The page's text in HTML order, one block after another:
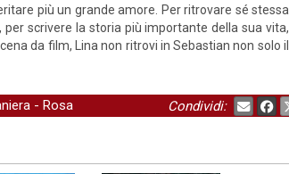
più un grande amore. Per ritrovare sé stessa
scrivere la storia più importante della sua vita,
da film, Lina non ritrovi in Sebastian non solo il
- Rosa Condividi: